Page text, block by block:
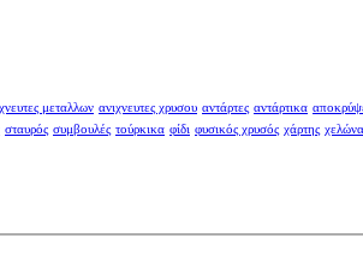
μεταλλων ανιχνευτες χρυσου αντάρτες αντάρτικα
σταυρός συμβουλές τούρκικα φίδι φυσικός χρυσός χάρτης χελώνα